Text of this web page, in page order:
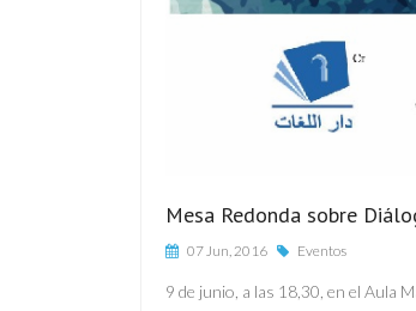
Mesa Redonda sobre
07 Jun, 2016 Eventos
9 de junio, a las 18,30, en el Aula